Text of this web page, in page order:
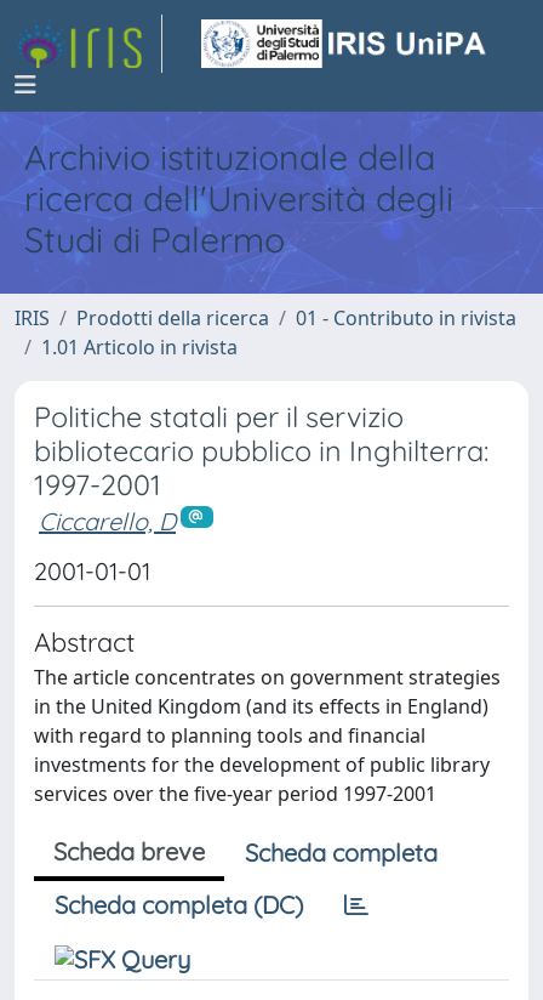
Archivio istituzionale della
ricerca dell'Università degli
Studi di Palermo
IRIS Prodotti della ricerca
01 - Contributo in rivista
1.01 Articolo in rivista
Politiche statali per il servizio
bibliotecario pubblico in Inghilterra:
1997-2001
Ciccarello, D
2001-01-01
Abstract
The article concentrates on government strategies
in the United Kingdom (and its effects in England)
with regard to planning tools and financial
investments for the development of public library
services over the five-year period 1997-2001
Scheda breve
Scheda completa
Scheda completa (DC)